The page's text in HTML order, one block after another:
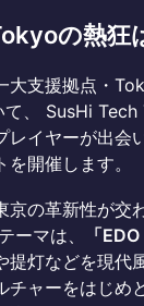
の熱狂
大支援拠点・
て、 SusHi
レイヤーが出会
開催します。
京の革新性が交
ーマは、
「
提灯などを現代
チャーをはじめ